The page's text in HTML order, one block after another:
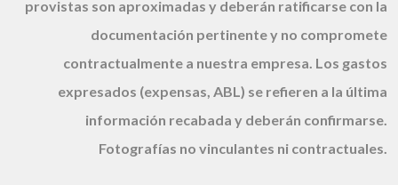
provistas son aproximadas y deberán ratificarse con la
documentación pertinente y no compromete
contractualmente a nuestra empresa. Los gastos
expresados (expensas, ABL) se refieren a la última
información recabada y deberán confirmarse.
Fotografías no vinculantes ni contractuales.